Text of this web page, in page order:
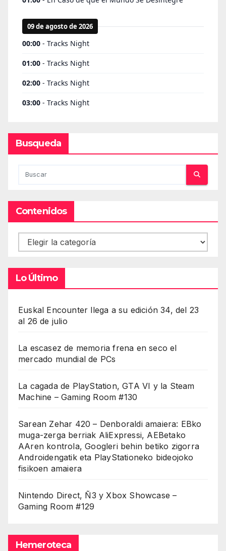
Busqueda
Contenidos
Contenidos
Lo Último
Euskal Encounter llega a su edición 34, del 23
al 26 de julio
La escasez de memoria frena en seco el
mercado mundial de PCs
La cagada de PlayStation, GTA VI y la Steam
Machine – Gaming Room #130
Sarean Zehar 420 – Denboraldi amaiera: EBko
muga-zerga berriak AliExpressi, AEBetako
AAren kontrola, Googleri behin betiko zigorra
Androidengatik eta PlayStationeko bideojoko
fisikoen amaiera
Nintendo Direct, Ñ3 y Xbox Showcase –
Gaming Room #129
Hemeroteca